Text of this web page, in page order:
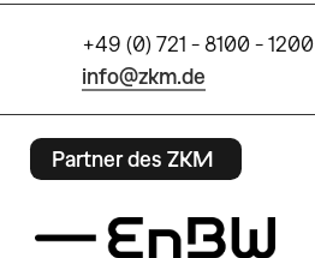
+49 (0) 721 - 8100 - 1200
info@zkm.de
Partner des ZKM